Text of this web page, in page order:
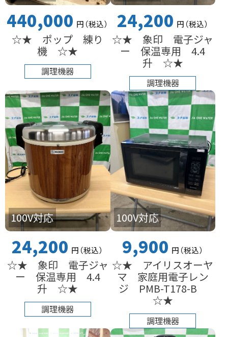
440,000 円（税込）
☆★ ポップ 練り
機 ☆★
調理機器
24,200 円（税込）
☆★ 象印 電子ジャ
ー 保温専用 4.4
升 ☆★
調理機器
100V対応
24,200 円（税込）
☆★ 象印 電子ジャ
ー 保温専用 4.4
升 ☆★
調理機器
100V対応
9,900 円（税込）
☆★ アイリスオーヤ
マ 家庭用電子レン
ジ PMB-T178-B
☆★
調理機器